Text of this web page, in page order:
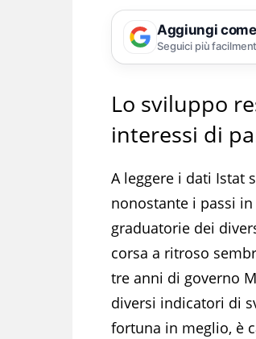
Aggiungi
Seguici più
Lo sviluppo
interessi di
A leggere i dati Istat
nonostante i passi
graduatorie dei
corsa a ritroso
tre anni di governo
diversi indicatori di
fortuna in meglio, è